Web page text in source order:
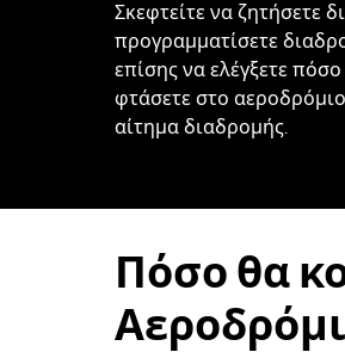
Σκεφτείτε να ζητήσετε
προγραμματίσετε
επίσης να ελέγξετε
φτάσετε στο
αίτημα διαδρομής.
Πόσο θα